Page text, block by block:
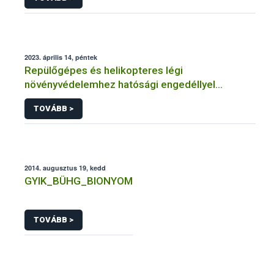
2023. április 14, péntek
Repülőgépes és helikopteres légi
növényvédelemhez hatósági engedéllyel
rendelkező szervezetek
TOVÁBB >
2014. augusztus 19, kedd
GYIK_BÜHG_BIONYOM
TOVÁBB >